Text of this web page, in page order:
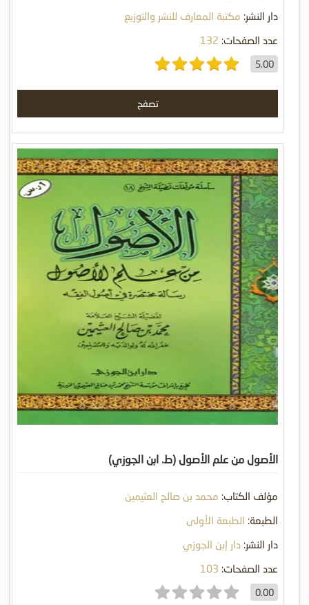
دار النشر: مكتبة المعارف للنشر والتوزيع
عدد الصفحات: 132
5.00
تصفح
الأصول من علم الأصول (ط. ابن الجوزي)
مؤلف الكتاب: محمد بن صالح العثيمين
الطبعة: الطبعة الأولى
دار النشر: دار إبن الجوزي
عدد الصفحات: 103
0.00